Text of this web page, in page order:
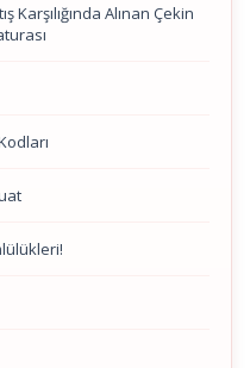
Karşılığında Alınan Çekin